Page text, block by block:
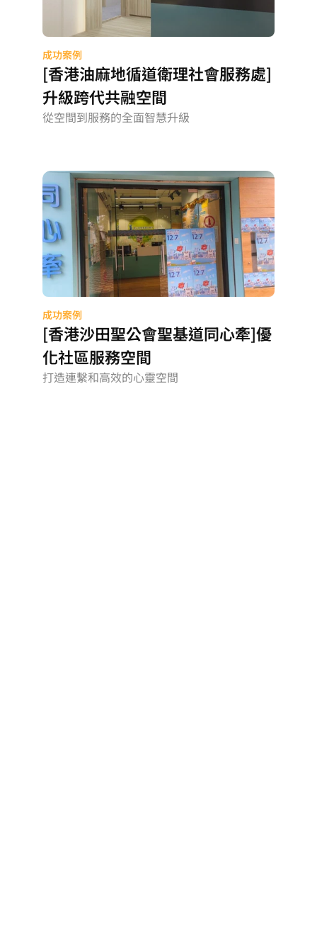
成功案例
[香港油麻地循道衛理社會服務處]
升級跨代共融空間
從空間到服務的全面智慧升級
成功案例
[香港沙田聖公會聖基道同心牽]優
化社區服務空間
打造連繫和高效的心靈空間